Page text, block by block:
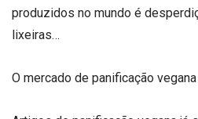
produzidos no mundo é
lixeiras…
O mercado de panificação vegana